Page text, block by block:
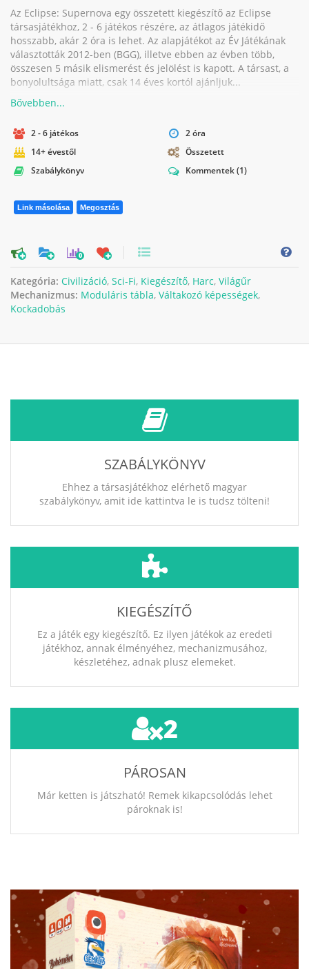
Az Eclipse: Supernova egy összetett kiegészítő az Eclipse
társasjátékhoz, 2 - 6 játékos részére, az átlagos játékidő
hosszabb, akár 2 óra is lehet. Az alapjátékot az Év Játékának
választották 2012-ben (BGG), illetve ebben az évben több,
összesen 5 másik elismerést és jelölést is kapott. A társast, a
bonyolultsága miatt, csak 14 éves kortól ajánljuk...
2 - 6 játékos
2 óra
14+ évestől
Összetett
Szabálykönyv
Kommentek(1)
Link másolása Megosztás
0
Kategória: Civilizáció, Sci-Fi, Kiegészítő, Harc, Világűr
Mechanizmus: Moduláris tábla, Váltakozó képességek,
Kockadobás
SZABÁLYKÖNYV
Ehhez a társasjátékhoz elérhető magyar
szabálykönyv, amit ide kattintva le is tudsz tölteni!
KIEGÉSZÍTŐ
Ez a játék egy kiegészítő. Ez ilyen játékok az eredeti
játékhoz, annak élményéhez, mechanizmusához,
készletéhez, adnak plusz elemeket.
2
PÁROSAN
Már ketten is játszható! Remek kikapcsolódás lehet
pároknak is!